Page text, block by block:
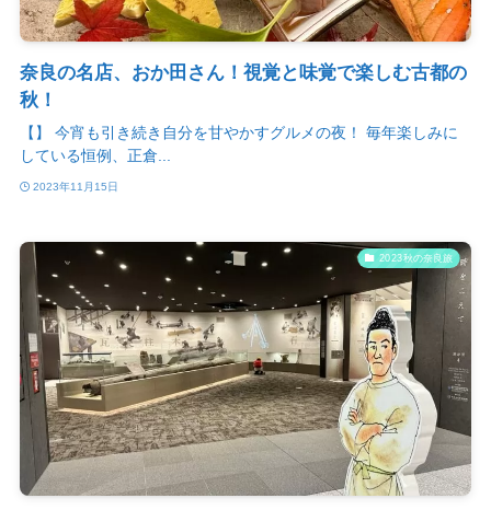
奈良の名店、おか田さん！視覚と味覚で楽しむ古都の
秋！
【】 今宵も引き続き自分を甘やかすグルメの夜！ 毎年楽しみに
している恒例、正倉...
2023年11月15日
2023秋の奈良旅